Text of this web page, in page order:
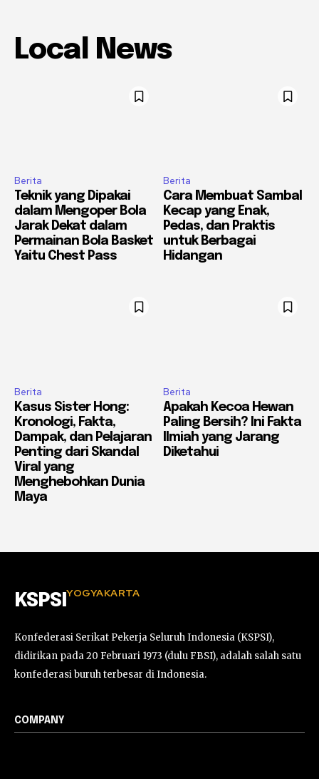
Local News
Berita
Teknik yang Dipakai
dalam Mengoper Bola
Jarak Dekat dalam
Permainan Bola Basket
Yaitu Chest Pass
Berita
Cara Membuat Sambal
Kecap yang Enak,
Pedas, dan Praktis
untuk Berbagai
Hidangan
Berita
Kasus Sister Hong:
Kronologi, Fakta,
Dampak, dan Pelajaran
Penting dari Skandal
Viral yang
Menghebohkan Dunia
Maya
Berita
Apakah Kecoa Hewan
Paling Bersih? Ini Fakta
Ilmiah yang Jarang
Diketahui
KSPSI YOGYAKARTA
Konfederasi Serikat Pekerja Seluruh Indonesia (KSPSI),
didirikan pada 20 Februari 1973 (dulu FBSI), adalah salah satu
konfederasi buruh terbesar di Indonesia.
COMPANY